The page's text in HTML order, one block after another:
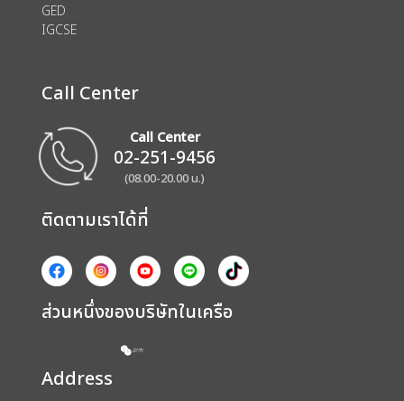
GED
IGCSE
Call Center
Call Center
02-251-9456
(08.00-20.00 น.)
ติดตามเราได้ที่
ส่วนหนึ่งของบริษัทในเครือ
Address